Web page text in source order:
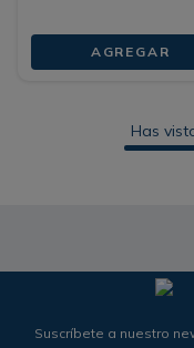
AGREGAR
Has
Suscríbete a nuestro